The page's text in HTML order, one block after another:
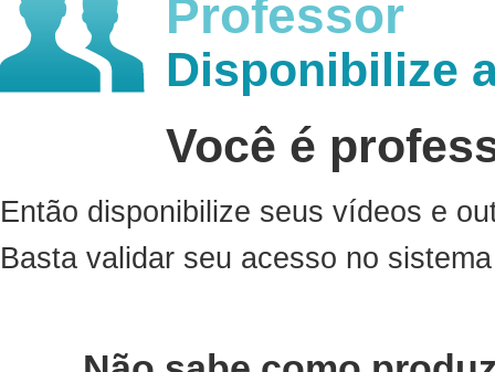
Professor
Disponibilize
Você é
Então disponibilize seus vídeos e
Basta validar seu acesso no